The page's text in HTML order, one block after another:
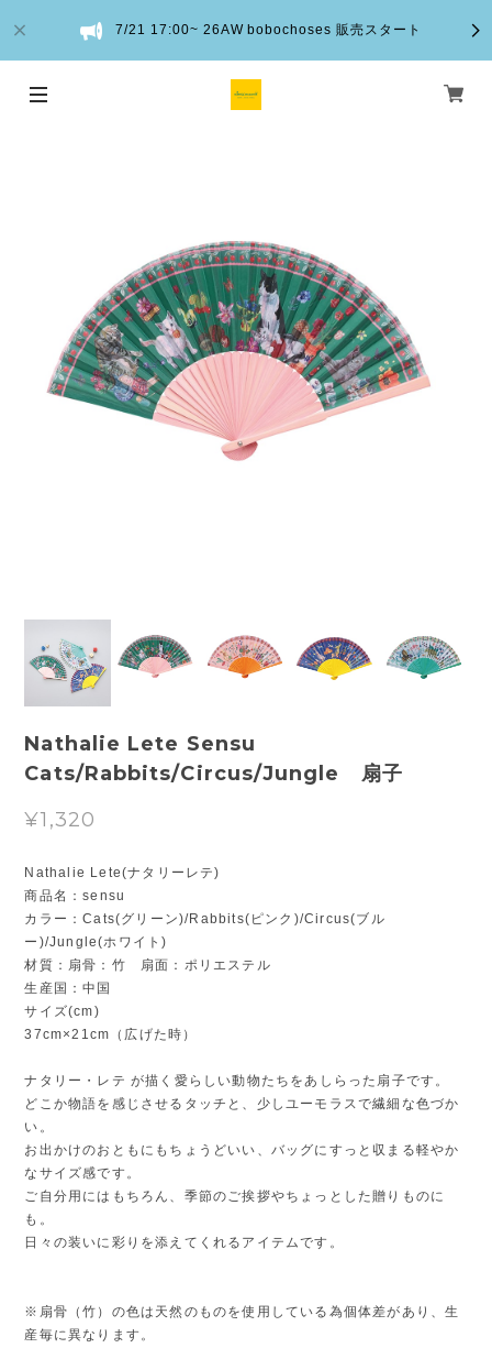
7/21 17:00~ 26AW bobochoses 販売スタート
Nathalie Lete Sensu
Cats/Rabbits/Circus/Jungle 扇子
¥1,320
Nathalie Lete(ナタリーレテ)
商品名：sensu
カラー：Cats(グリーン)/Rabbits(ピンク)/Circus(ブル
ー)/Jungle(ホワイト)
材質：扇骨：竹 扇面：ポリエステル
生産国：中国
サイズ(cm)
37cm×21cm（広げた時）
ナタリー・レテ が描く愛らしい動物たちをあしらった扇子です。
どこか物語を感じさせるタッチと、少しユーモラスで繊細な色づか
い。
お出かけのおともにもちょうどいい、バッグにすっと収まる軽やか
なサイズ感です。
ご自分用にはもちろん、季節のご挨拶やちょっとした贈りものに
も。
日々の装いに彩りを添えてくれるアイテムです。
※扇骨（竹）の色は天然のものを使用している為個体差があり、生
産毎に異なります。